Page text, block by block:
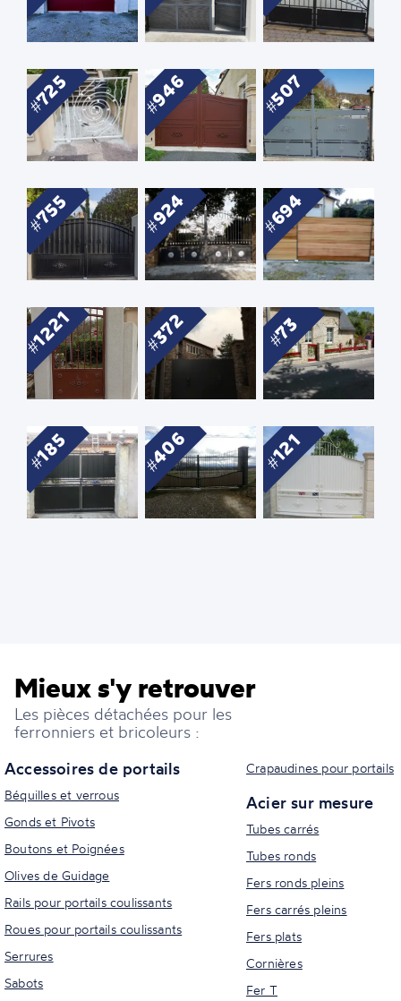
725 946 507
755 924 694
1221 372 73
185 406 121
Mieux s'y retrouver
Les pièces détachées pour les
ferronniers et bricoleurs :
Accessoires de portails
Béquilles et verrous
Gonds et Pivots
Boutons et Poignées
Olives de Guidage
Rails pour portails coulissants
Roues pour portails coulissants
Serrures
Sabots
Crapaudines pour portails
Acier sur mesure
Tubes carrés
Tubes ronds
Fers ronds pleins
Fers carrés pleins
Fers plats
Cornières
Fer T